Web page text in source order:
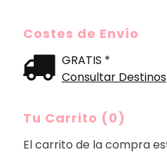
Costes de Envío
GRATIS *
Consultar Destinos
Tu Carrito (0)
El carrito de la compra